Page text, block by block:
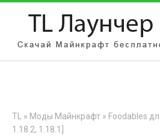
АВТОРИЗАЦИЯ НА САЙТЕ
TL » Моды Майнкрафт » Foodables
1.18.2, 1.18.1]